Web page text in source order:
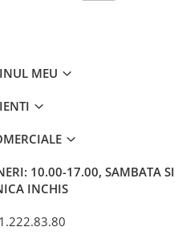
MEU
10.00-17.00, SAMBATA SI
INCHIS